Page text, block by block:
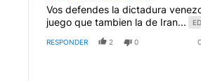
Vos defendes la dictadura
juego que tambien la de Iran...
RESPONDER 2 0